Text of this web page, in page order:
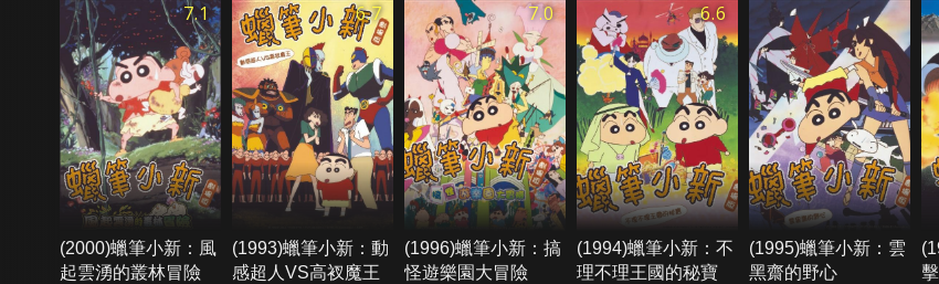
7.1
(2000)蠟筆小新：風
起雲湧的叢林冒險
6.7
(1993)蠟筆小新：動
感超人VS高衩魔王
7.0
(1996)蠟筆小新：搞
怪遊樂園大冒險
6.6
(1994)蠟筆小新：不
理不理王國的秘寶
(1995)蠟筆小新：雲
黑齋的野心